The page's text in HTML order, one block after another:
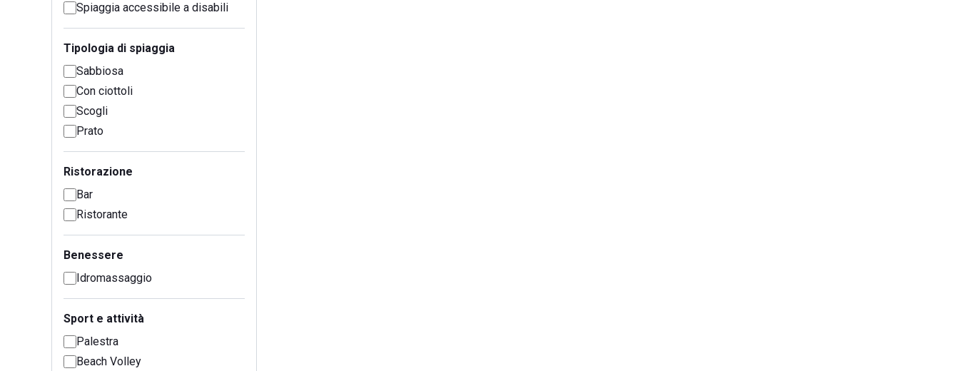
Spiaggia accessibile a disabili
Tipologia di spiaggia
Sabbiosa
Con ciottoli
Scogli
Prato
Ristorazione
Bar
Ristorante
Benessere
Idromassaggio
Sport e attività
Palestra
Beach Volley